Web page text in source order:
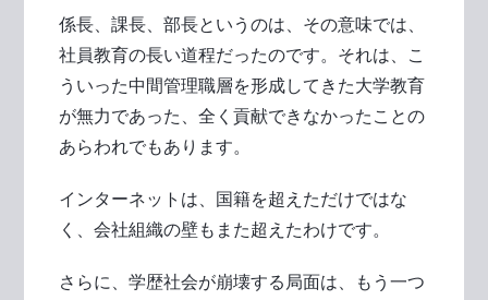
係長、課長、部長というのは、その意味では、
社員教育の長い道程だったのです。それは、こ
ういった中間管理職層を形成してきた大学教育
が無力であった、全く貢献できなかったことの
あらわれでもあります。
インターネットは、国籍を超えただけではな
く、会社組織の壁もまた超えたわけです。
さらに、学歴社会が崩壊する局面は、もう一つ